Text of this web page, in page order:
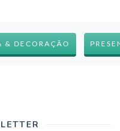
& DECORAÇÃO